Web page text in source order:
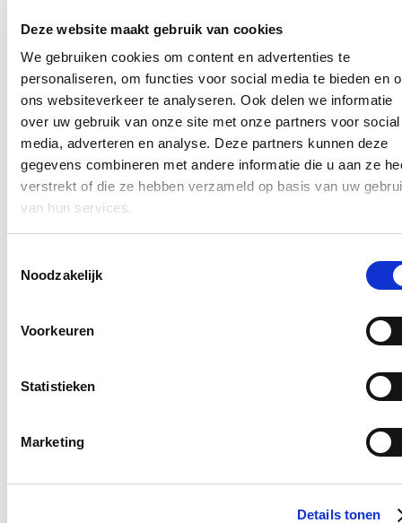
Deze website maakt gebruik van cookies
We gebruiken cookies om content en advertenties te
personaliseren, om functies voor social media te bieden en
ons websiteverkeer te analyseren. Ook delen we informatie
over uw gebruik van onze site met onze partners voor social
media, adverteren en analyse. Deze partners kunnen deze
gegevens combineren met andere informatie die u aan ze
verstrekt of die ze hebben verzameld op basis van uw
van hun services.
Noodzakelijk
Voorkeuren
Statistieken
Marketing
Details tonen
open regio als Vlaanderen van groot belang. 30% van de Vlaamse
coronacrisis op de export is, is nog niet helemaal duidelijk, maar
dat die groot is, dat is wel duidelijk. De cijfers van de export en
import van land- en tuinbouwproducten in 2019 ogen wel mooi,
maar wat 2020 brengt, is dus koffiedik kijken. We zien wel dat
vooral onze zuivelproducten zoals roomijs populair zijn in het
buitenland. Frankrijk is onze grootste afnemer en Nederland onze
grootste invoerder. Onze buurlanden zijn de partners bij uitstek om
ook na de crisis opnieuw de export te laten draaien.”
Blijf op de hoogte
Klikhierom de privacyvoorwaarden te raadplegen
Aantal meldingen van agressief of ongewenst gedrag